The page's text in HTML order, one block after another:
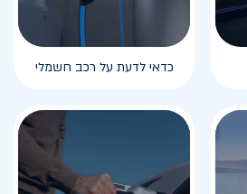
כדאי לדעת על רכב חשמלי